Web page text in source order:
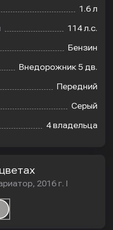
1.6 л
114 л.с.
Бензин
Внедорожник 5 дв.
Передний
Серый
4 владельца
2016 г. I